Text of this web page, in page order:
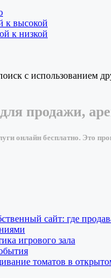
к высокой
к низкой
с использованием
продажи,
онлайн бесплатно. Это
сайт: где
игрового зала
томатов в